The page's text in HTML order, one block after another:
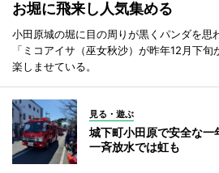
お堀に飛来し人気集める
小田原城の堀に目の周りが黒くパンダを思
「ミコアイサ（巫女秋沙）が昨年12月下
楽しませている。
見る・遊ぶ
城下町小田原で安全な
一斉放水では虹も